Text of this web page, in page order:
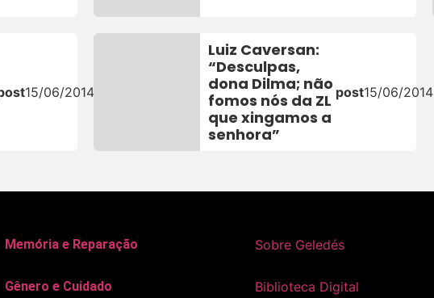
15/06/2014
Luiz Caversan:
“Desculpas,
dona Dilma; não
fomos nós da ZL
que xingamos a
senhora”
post15/06/2014
Memória e Reparação
Gênero e Cuidado
Sobre Geledés
Biblioteca Digital